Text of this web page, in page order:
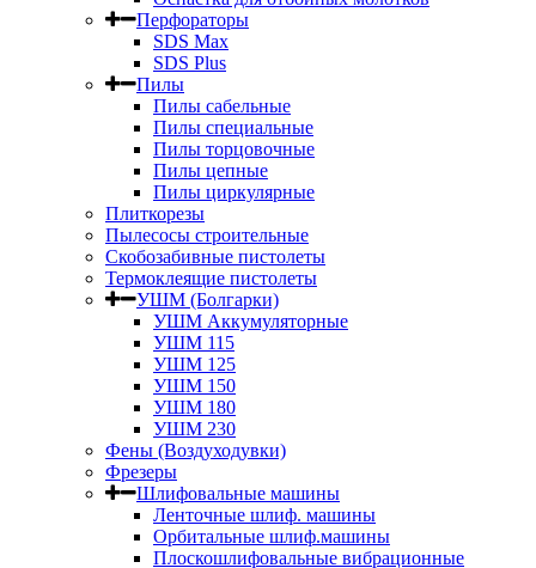
Перфораторы
SDS Max
SDS Plus
Пилы
Пилы сабельные
Пилы специальные
Пилы торцовочные
Пилы цепные
Пилы циркулярные
Плиткорезы
Пылесосы строительные
Скобозабивные пистолеты
Термоклеящие пистолеты
УШМ (Болгарки)
УШМ Аккумуляторные
УШМ 115
УШМ 125
УШМ 150
УШМ 180
УШМ 230
Фены (Воздуходувки)
Фрезеры
Шлифовальные машины
Ленточные шлиф. машины
Орбитальные шлиф.машины
Плоскошлифовальные вибрационные